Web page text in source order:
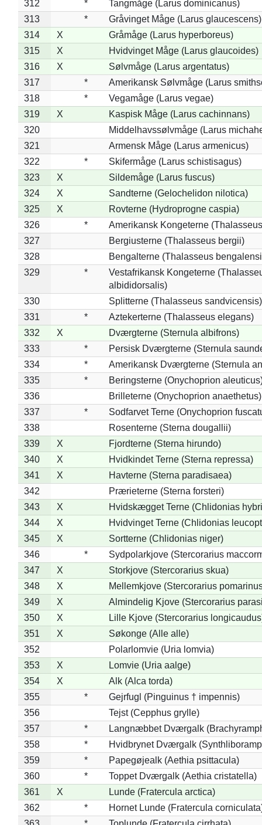
312
*
Tangmåge (Larus dominicanus)
313
*
Gråvinget Måge (Larus glaucescens)
314
X
Gråmåge (Larus hyperboreus)
315
X
Hvidvinget Måge (Larus glaucoides)
316
X
Sølvmåge (Larus argentatus)
317
*
Amerikansk Sølvmåge (Larus
318
*
Vegamåge (Larus vegae)
319
X
Kaspisk Måge (Larus cachinnans)
320
Middelhavssølvmåge (Larus
321
Armensk Måge (Larus armenicus)
322
*
Skifermåge (Larus schistisagus)
323
X
Sildemåge (Larus fuscus)
324
X
Sandterne (Gelochelidon nilotica)
325
X
Rovterne (Hydroprogne caspia)
326
*
Amerikansk Kongeterne
327
Bergiusterne (Thalasseus bergii)
328
Bengalterne (Thalasseus
329
*
Vestafrikansk Kongeterne
albididorsalis)
330
Splitterne (Thalasseus sandvicensis)
331
*
Aztekerterne (Thalasseus elegans)
332
X
Dværgterne (Sternula albifrons)
333
*
Persisk Dværgterne (Sternula
334
*
Amerikansk Dværgterne (Sternula
335
*
Beringsterne (Onychoprion
336
Brilleterne (Onychoprion anaethetus)
337
*
Sodfarvet Terne (Onychoprion
338
Rosenterne (Sterna dougallii)
339
X
Fjordterne (Sterna hirundo)
340
X
Hvidkindet Terne (Sterna repressa)
341
X
Havterne (Sterna paradisaea)
342
Prærieterne (Sterna forsteri)
343
X
Hvidskægget Terne (Chlidonias
344
X
Hvidvinget Terne (Chlidonias
345
X
Sortterne (Chlidonias niger)
346
*
Sydpolarkjove (Stercorarius
347
X
Storkjove (Stercorarius skua)
348
X
Mellemkjove (Stercorarius
349
X
Almindelig Kjove (Stercorarius
350
X
Lille Kjove (Stercorarius
351
X
Søkonge (Alle alle)
352
Polarlomvie (Uria lomvia)
353
X
Lomvie (Uria aalge)
354
X
Alk (Alca torda)
355
*
Gejrfugl (Pinguinus † impennis)
356
Tejst (Cepphus grylle)
357
*
Langnæbbet Dværgalk
358
*
Hvidbrynet Dværgalk
359
*
Papegøjealk (Aethia psittacula)
360
*
Toppet Dværgalk (Aethia cristatella)
361
X
Lunde (Fratercula arctica)
362
*
Hornet Lunde (Fratercula